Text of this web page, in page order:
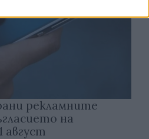
рекламните
на
август